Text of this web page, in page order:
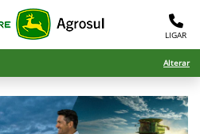
LIGAR
Alterar